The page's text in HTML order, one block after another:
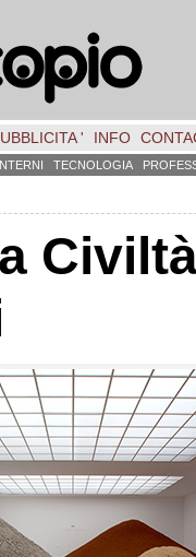
' INFO
TECNOLOGIA